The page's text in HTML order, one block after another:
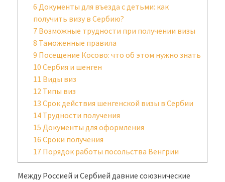
6 Документы для въезда с детьми: как
получить визу в Сербию?
7 Возможные трудности при получении визы
8 Таможенные правила
9 Посещение Косово: что об этом нужно знать
10 Сербия и шенген
11 Виды виз
12 Типы виз
13 Срок действия шенгенской визы в Сербии
14 Трудности получения
15 Документы для оформления
16 Сроки получения
17 Порядок работы посольства Венгрии
Между Россией и Сербией давние союзнические